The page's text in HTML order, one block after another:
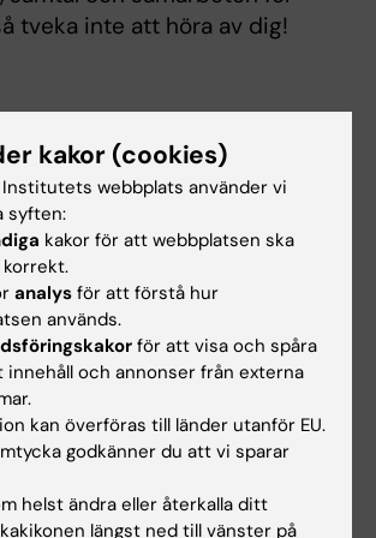
tveka inte att höra av dig!
klimatförändringar, urban
i hälsa, hållbarhet, One
som jag är involverad i:
god-och-jamlik-miljohalsa-
stockholms-
kakor (cookies)
Institutets webbplats använder vi
syften:
kakor för att webbplatsen ska
analys för att förstå hur
används.
för att visa och spåra
innehåll och annonser från externa
kan överföras till länder utanför EU.
godkänner du att vi sparar
helst ändra eller återkalla ditt
längst ned till vänster på